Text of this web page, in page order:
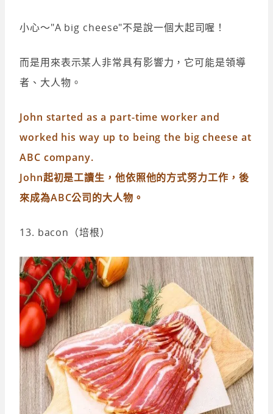
小心～"A big cheese"不是說一個大起司喔！
而是用來表示某人非常具有影響力，它可能是領導
者、大人物。
John started as a part-time worker and
worked his way up to being the big cheese at
ABC company.
John起初是工讀生，他依照他的方式努力工作，後
來成為ABC公司的大人物。
13. bacon（培根）